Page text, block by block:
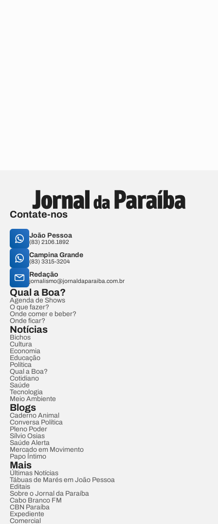
Contate-nos
João Pessoa
(83) 2106.1892
Campina Grande
(83) 3315-3204
Redação
jornalismo@jornaldaparaiba.com.br
Qual a Boa?
Agenda de Shows
O que fazer?
Onde comer e beber?
Onde ficar?
Notícias
Bichos
Cultura
Economia
Educação
Política
Qual a Boa?
Cotidiano
Saúde
Tecnologia
Meio Ambiente
Blogs
Caderno Animal
Conversa Política
Pleno Poder
Sílvio Osias
Saúde Alerta
Mercado em Movimento
Papo Íntimo
Mais
Últimas Notícias
Tábuas de Marés em João Pessoa
Editais
Sobre o Jornal da Paraíba
Cabo Branco FM
CBN Paraíba
Expediente
Comercial